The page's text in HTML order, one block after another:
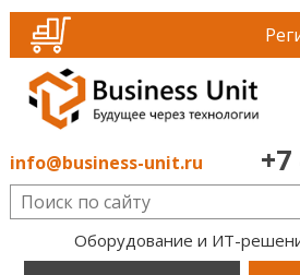
info@business-unit.ru
Оборудование и ИТ-